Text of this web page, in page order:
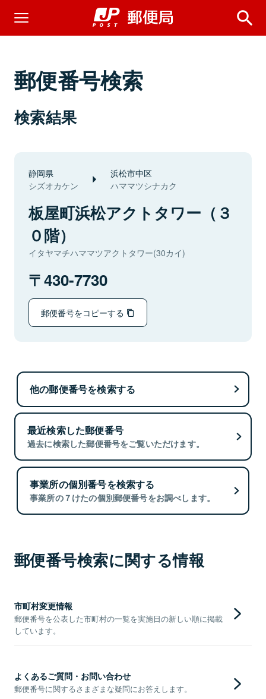
郵便番号検索
検索結果
静岡県
シズオカケン
浜松市中区
ハママツシナカク
板屋町浜松アクトタワー（３
０階）
イタヤマチハママツアクトタワー(30カイ)
430-7730
郵便番号をコピーする
他の郵便番号を検索する
最近検索した郵便番号
過去に検索した郵便番号をご覧いただけます。
事業所の個別番号を検索する
事業所の７けたの個別郵便番号をお調べします。
郵便番号検索に関する情報
市町村変更情報
郵便番号を公表した市町村の一覧を実施日の新しい順に掲載
しています。
よくあるご質問・お問い合わせ
郵便番号に関するさまざまな疑問にお答えします。